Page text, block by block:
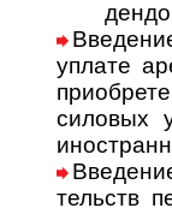
уплате
силовых
тельств